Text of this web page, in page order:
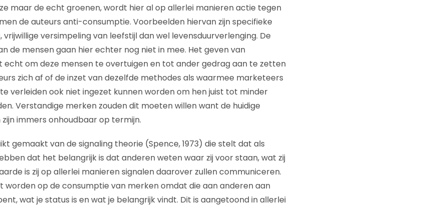
maar de echt groenen, wordt hier al op allerlei manieren actie tegen
de auteurs anti-consumptie. Voorbeelden hiervan zijn specifieke
versimpeling van leefstijl dan wel levensduurverlenging. De
de mensen gaan hier echter nog niet in mee. Het geven van
om deze mensen te overtuigen en tot ander gedrag aan te zetten
zich af of de inzet van dezelfde methodes als waarmee marketeers
verleiden ook niet ingezet kunnen worden om hen juist tot minder
Verstandige merken zouden dit moeten willen want de huidige
immers onhoudbaar op termijn.
gemaakt van de signaling theorie (Spence, 1973) die stelt dat als
dat het belangrijk is dat anderen weten waar zij voor staan, wat zij
is zij op allerlei manieren signalen daarover zullen communiceren.
worden op de consumptie van merken omdat die aan anderen aan
wat je status is en wat je belangrijk vindt. Dit is aangetoond in allerlei